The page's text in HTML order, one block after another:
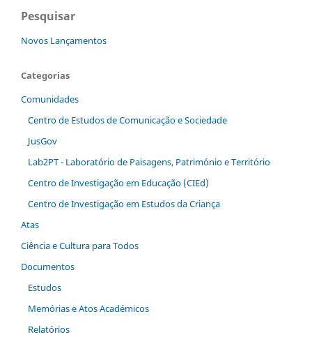
Pesquisar
Novos Lançamentos
Categorias
Comunidades
Centro de Estudos de Comunicação e Sociedade
JusGov
Lab2PT - Laboratório de Paisagens, Património e Território
Centro de Investigação em Educação (CIEd)
Centro de Investigação em Estudos da Criança
Atas
Ciência e Cultura para Todos
Documentos
Estudos
Memórias e Atos Académicos
Relatórios